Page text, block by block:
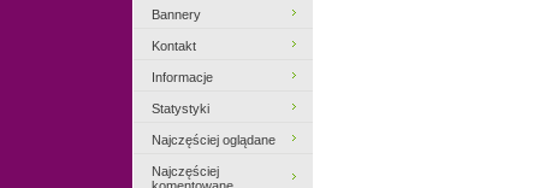
Bannery
Kontakt
Informacje
Statystyki
Najczęściej oglądane
Najczęściej